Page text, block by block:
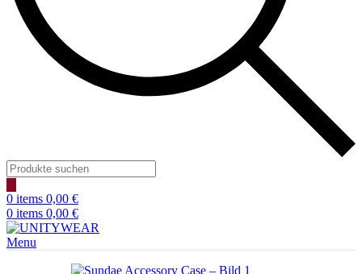
Products
search
0 items 0,00 €
0 items 0,00 €
Menu